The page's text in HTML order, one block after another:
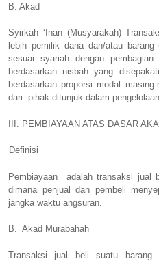
B. Akad
Syirkah ‘Inan (Musyarakah)
lebih pemilik dana dan/atau
sesuai syariah dengan
berdasarkan nisbah yang
berdasarkan proporsi modal
dari
pihak ditunjuk dalam
III. PEMBIAYAAN ATAS DASAR
Definisi
Pembiayaan
adalah transaksi jual
dimana penjual dan pembeli
jangka waktu angsuran.
B. Akad Murabahah
Transaksi jual beli suatu barang